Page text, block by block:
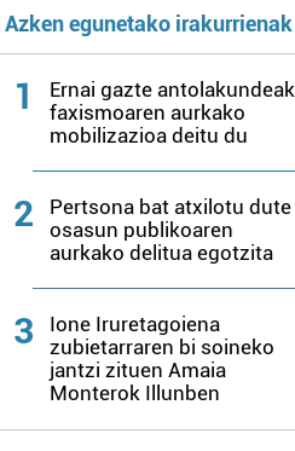
Azken egunetako irakurrienak
1
Ernai gazte antolakundeak
faxismoaren aurkako
mobilizazioa deitu du
2
Pertsona bat atxilotu dute
osasun publikoaren
aurkako delitua egotzita
3
Ione Iruretagoiena
zubietarraren bi soineko
jantzi zituen Amaia
Monterok Illunben